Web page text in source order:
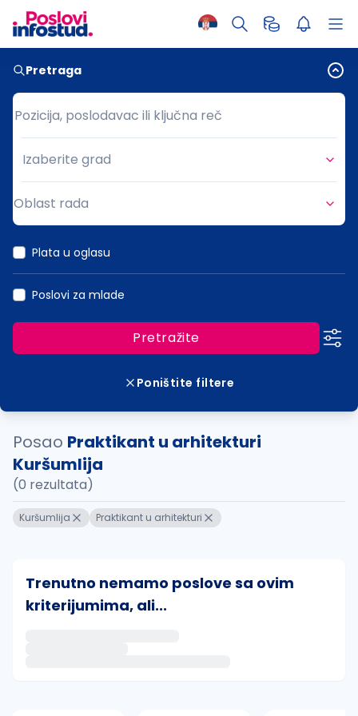
Pretraga
Pozicija, poslodavac ili ključna reč
Pozicija, poslodavac ili ključna reč
Grad
Izaberite grad
Oblast rada
Plata u oglasu
Poslovi za mlade
Pretražite
Poništite filtere
Posao Praktikant u arhitekturi
Kuršumlija
(0 rezultata)
Kuršumlija Praktikant u arhitekturi
Trenutno nemamo poslove sa ovim
kriterijumima, ali...